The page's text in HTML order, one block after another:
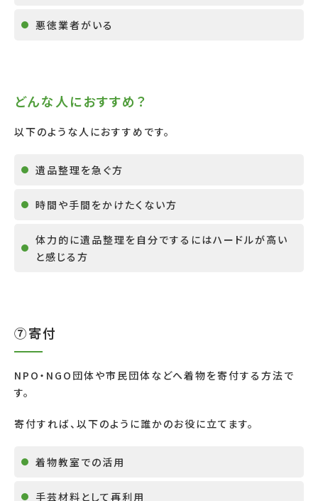
悪徳業者がいる
どんな人におすすめ？
以下のような人におすすめです。
遺品整理を急ぐ方
時間や手間をかけたくない方
体力的に遺品整理を自分でするにはハードルが高い
と感じる方
⑦寄付
NPO ・ NGO 団体や市民団体などへ着物を寄付する方法で
す。
寄付すれば、以下のように誰かのお役に立てます。
着物教室での活用
手芸材料として再利用